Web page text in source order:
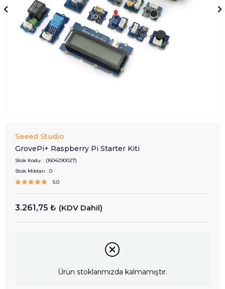
Seeed Studio
GrovePi+ Raspberry Pi Starter Kiti
Stok Kodu
(1604290027)
Stok Miktarı : 0
5.0
3.261,75 ₺ (KDV Dahil)
Ürün stoklarımızda kalmamıştır.